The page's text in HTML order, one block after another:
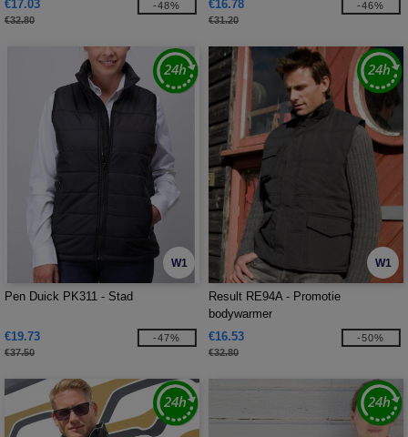
€17.03
€32.80
-48% €16.78
€31.20
-46%
W1
Pen Duick PK311 - Stad
€19.73
€37.50
-47%
W1
Result RE94A - Promotie
bodywarmer
€16.53
€32.80
-50%